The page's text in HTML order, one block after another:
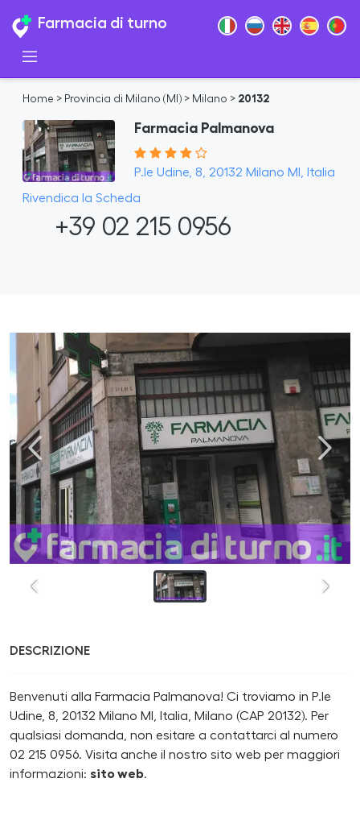
Farmacia di turno
Home > Provincia di Milano (MI) > Milano > 20132
Farmacia Palmanova
P.le Udine, 8, 20132 Milano MI, Italia
Rivendica la Scheda
+39 02 215 0956
DESCRIZIONE
Benvenuti alla Farmacia Palmanova! Ci troviamo in P.le
Udine, 8, 20132 Milano MI, Italia, Milano (CAP 20132). Per
qualsiasi domanda, non esitare a contattarci al numero
02 215 0956. Visita anche il nostro sito web per maggiori
informazioni: sito web.